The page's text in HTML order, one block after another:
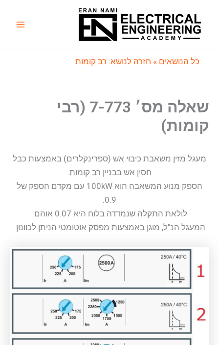
כל הנושאים » חזרה לנושא: רב קומות
שאלה מס׳ 7-773 (רבי
קומות)
מעגל מזין משאבת כיבוי אש (ספרינקלרים) באמצעות כבל
חסין אש בבניין רב קומות.
הספק מנוע המשאבה הוא 100kW עם מקדם הספק של
0.9.
לולאת התקלה שנמדדה בלוח היא 0.07 אוהם.
המעגל הנ”ל, מוגן באמצעות מפסק אוטומטי הניתן לכוונון.